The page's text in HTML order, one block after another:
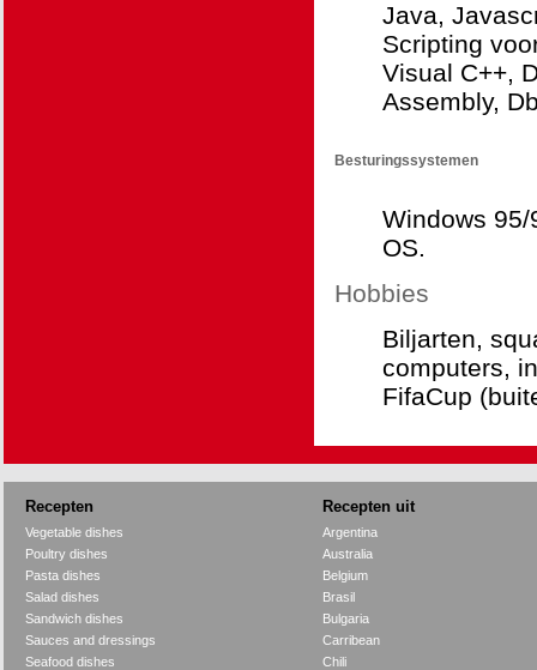
Java,
Scripting
Visual C++,
Assembly,
Besturingssystemen
Windows
OS.
Hobbies
Biljarten,
computers,
FifaCup
Recepten Recepten uit
Vegetable dishes
Poultry dishes
Pasta dishes
Salad dishes
Sandwich dishes
Sauces and dressings
Seafood dishes
Argentina
Australia
Belgium
Brasil
Bulgaria
Carribean
Chili